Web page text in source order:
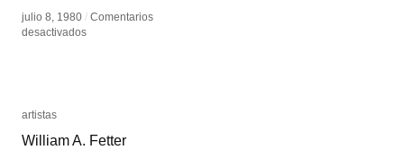
julio 8, 1980 / Comentarios
desactivadosen
julio 8, 1980 / Comentarios
desactivadosen
artistas
William A. Fetter
artistas
William A. Fetter